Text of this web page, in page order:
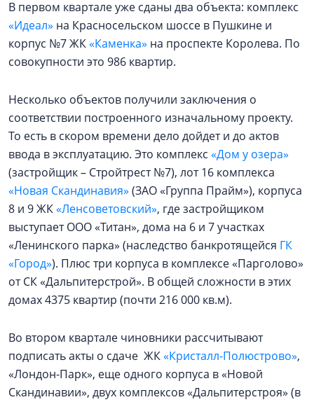
В первом квартале уже сданы два объекта: комплекс
«Идеал» на Красносельском шоссе в Пушкине и
корпус №7 ЖК«Каменка» на проспекте Королева. По
совокупности это 986 квартир.
Несколько объектов получили заключения о
соответствии построенного изначальному проекту.
То есть в скором времени дело дойдет и до актов
ввода в эксплуатацию. Это комплекс «Дом у озера»
(застройщик – Стройтрест №7), лот 16 комплекса
«Новая Скандинавия» (ЗАО «Группа Прайм»), корпуса
8 и 9 ЖК«Ленсоветовский», где застройщиком
выступает ООО «Титан», дома на 6 и 7 участках
«Ленинского парка» (наследство банкротящейся ГК
«Город»). Плюс три корпуса в комплексе «Парголово»
от СК «Дальпитерстрой». В общей сложности в этих
домах 4375 квартир (почти 216 000 кв.м).
Во втором квартале чиновники рассчитывают
подписать акты о сдаче ЖК«Кристалл-Полюстрово»,
«Лондон-Парк», еще одного корпуса в «Новой
Скандинавии», двух комплексов «Дальпитерстроя» (в